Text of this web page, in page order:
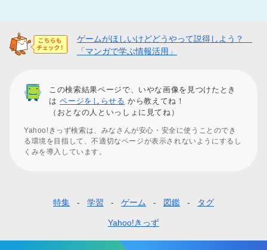
ゲームがほしいけどどうやって説得しよう？
「マンガで学ぶ情報活用」
この検索結果ページで、いやな画像を見つけたとき
はページをしらせる から教えてね！
（おとなの人といっしょに見てね）
Yahoo!きっず検索は、みなさんが安心・安全に使うことのでき
る環境を目指して、不適切なページが表示されないようにするし
くみを導入しています。
タ
特集 学習 ゲーム 図鑑 タグ
Yahoo!きっず